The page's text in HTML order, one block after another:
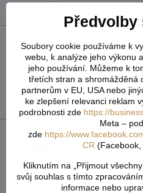
Výrobce:
Recenze
Zatím bez
Přidat
Twitter Bluesky
Předchozí produkt
Předvolby
Soubory cookie používáme k
webu, k analýze jeho výkonu
jeho používání. Můžeme k
třetích stran a shromážděná
partnerům v EU, USA nebo
ke zlepšení relevanci reklam
podrobnosti zde https://
Meta –
zde https://
CR
Kliknutím na „Přijmout
svůj souhlas s tímto
informace nebo